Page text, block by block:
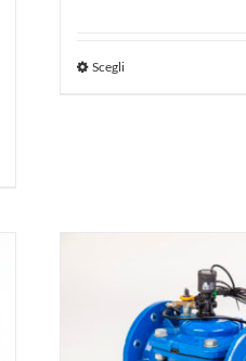
Scegli